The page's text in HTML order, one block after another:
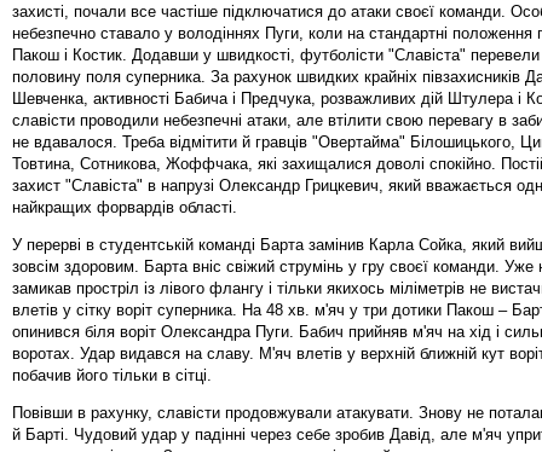
захисті, почали все частіше підключатися до атаки своєї команди.
небезпечно ставало у володіннях Пуги, коли на стандартні положення
Пакош і Костик. Додавши у швидкості, футболісти "Славіста" перевели
половину поля суперника. За рахунок швидких крайніх півзахисників
Шевченка, активності Бабича і Предчука, розважливих дій Штулера і
славісти проводили небезпечні атаки, але втілити свою перевагу в
не вдавалося. Треба відмітити й гравців "Овертайма" Білошицького,
Товтина, Сотникова, Жоффчака, які захищалися доволі спокійно.
захист "Славіста" в напрузі Олександр Грицкевич, який вважається
найкращих форвардів області.
У перерві в студентській команді Барта замінив Карла Сойка, який
зовсім здоровим. Барта вніс свіжий струмінь у гру своєї команди. Уже
замикав простріл із лівого флангу і тільки якихось міліметрів не
влетів у сітку воріт суперника. На 48 хв. м'яч у три дотики Пакош –
опинився біля воріт Олександра Пуги. Бабич прийняв м'яч на хід і
воротах. Удар видався на славу. М'яч влетів у верхній ближній кут
побачив його тільки в сітці.
Повівши в рахунку, славісти продовжували атакувати. Знову не
й Барті. Чудовий удар у падінні через себе зробив Давід, але м'яч